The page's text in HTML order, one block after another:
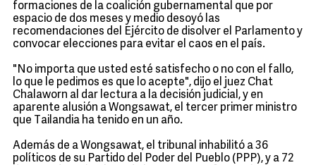
formaciones de la coalición gubernamental que por
espacio de dos meses y medio desoyó las
recomendaciones del Ejército de disolver el Parlamento y
convocar elecciones para evitar el caos en el país.
"No importa que usted esté satisfecho o no con el fallo,
lo que le pedimos es que lo acepte", dijo el juez Chat
Chalaworn al dar lectura a la decisión judicial, y en
aparente alusión a Wongsawat, el tercer primer ministro
que
Tailandia ha tenido en un año.
Además de a Wongsawat, el tribunal inhabilitó a 36
políticos de su Partido del Poder del Pueblo (PPP), y a 72